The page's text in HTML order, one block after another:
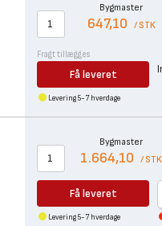
Bygmaster
647,10 / STK
Fragt tillægges
Få leveret
Levering 5-7 hverdage
Bygmaster
1.664,10 / STK
Få leveret
Levering 5-7 hverdage